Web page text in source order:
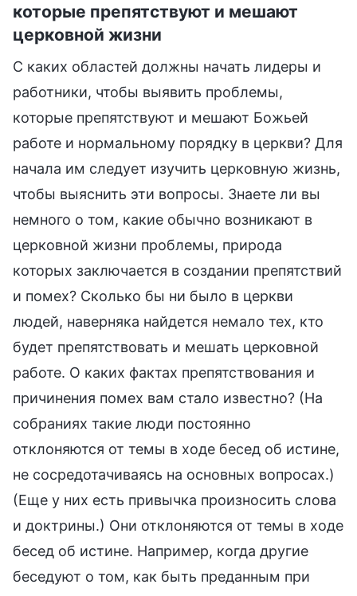
которые препятствуют и мешают
церковной жизни
С каких областей должны начать лидеры и
работники, чтобы выявить проблемы,
которые препятствуют и мешают Божьей
работе и нормальному порядку в церкви? Для
начала им следует изучить церковную жизнь,
чтобы выяснить эти вопросы. Знаете ли вы
немного о том, какие обычно возникают в
церковной жизни проблемы, природа
которых заключается в создании препятствий
и помех? Сколько бы ни было в церкви
людей, наверняка найдется немало тех, кто
будет препятствовать и мешать церковной
работе. О каких фактах препятствования и
причинения помех вам стало известно? (На
собраниях такие люди постоянно
отклоняются от темы в ходе бесед об истине,
не сосредотачиваясь на основных вопросах.)
(Еще у них есть привычка произносить слова
и доктрины.) Они отклоняются от темы в ходе
бесед об истине. Например, когда другие
беседуют о том, как быть преданным при